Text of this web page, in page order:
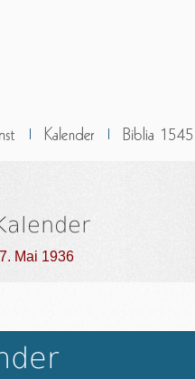
Mai 1936